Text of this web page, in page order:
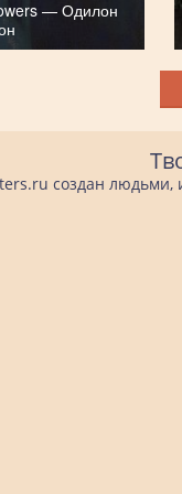
— Одилон
создан людьми,